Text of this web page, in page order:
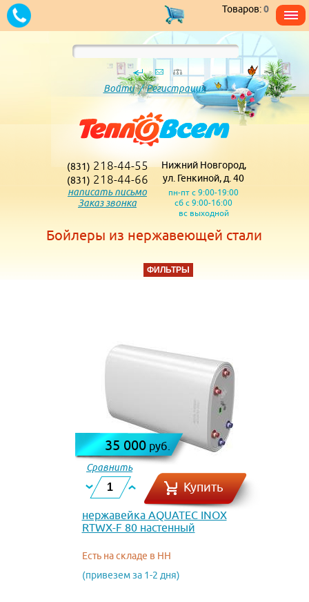
Товаров:0
Войти/Регистрация
(831) 218-44-55
(831) 218-44-66
написать письмо
Заказ звонка
Нижний Новгород,
ул. Генкиной, д. 40
пн-пт с 9:00-19:00
сб с 9:00-16:00
вс выходной
Бойлеры из нержавеющей стали
ФИЛЬТРЫ
35 000руб.
Сравнить
Купить
нержавейка AQUATEC INOX
RTWX-F 80 настенный
Есть на складе в НН
(привезем за 1-2 дня)